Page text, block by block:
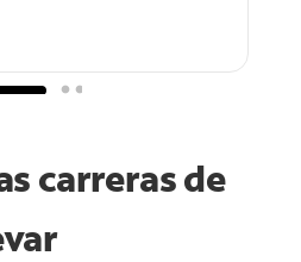
carreras de